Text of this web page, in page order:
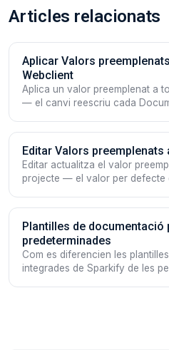
Articles relacionats
Aplicar Valors
Webclient
Aplica un valor preemplenat a
— el canvi reescriu cada
Editar Valors preemplenats
Editar actualitza el valor
projecte — el valor per defecte
Plantilles de documentació
predeterminades
Com es diferencien les
integrades de Sparkify de les